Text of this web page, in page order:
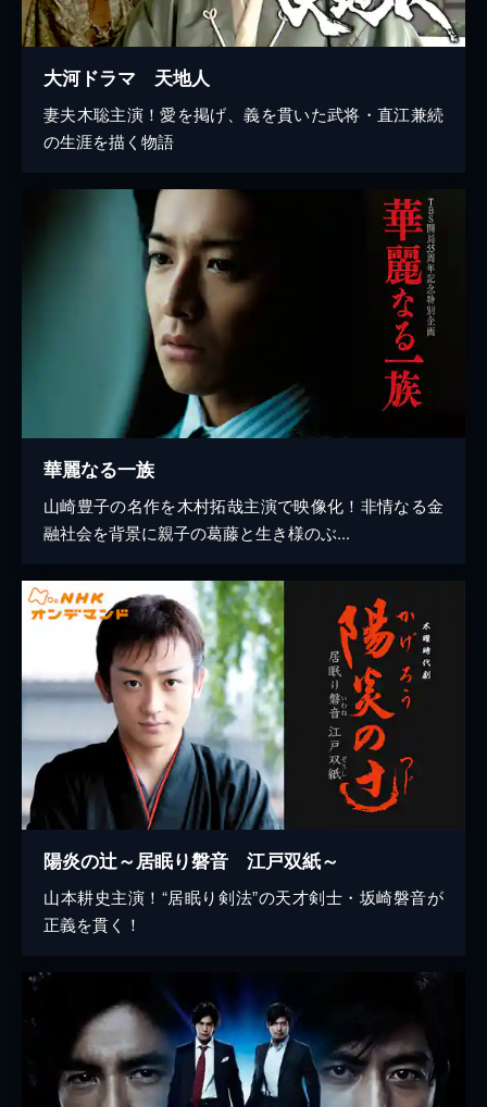
大河ドラマ 天地人
妻夫木聡主演！愛を掲げ、義を貫いた武将・直江兼続
の生涯を描く物語
華麗なる一族
山崎豊子の名作を木村拓哉主演で映像化！非情なる金
融社会を背景に親子の葛藤と生き様のぶ...
陽炎の辻～居眠り磐音 江戸双紙～
山本耕史主演！“居眠り剣法”の天才剣士・坂崎磐音が
正義を貫く！